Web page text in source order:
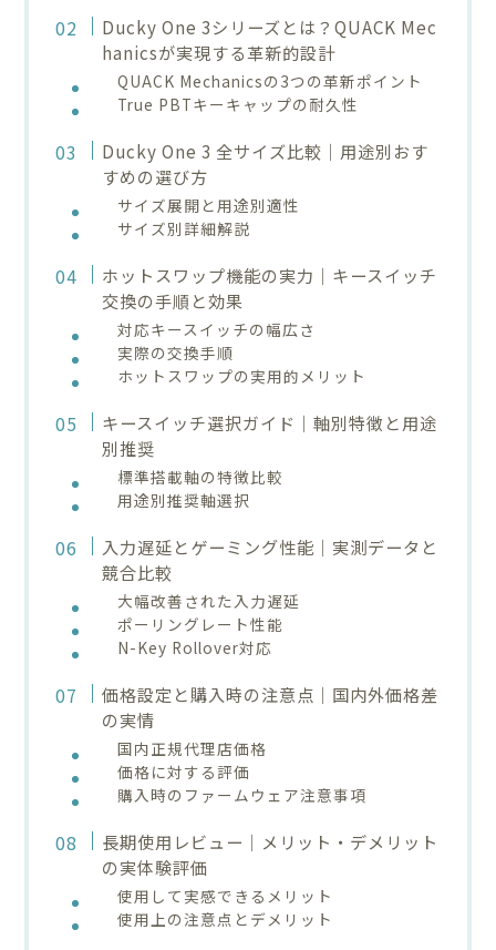
Ducky One 3シリーズとは？QUACK Mec
hanicsが実現する革新的設計
QUACK Mechanicsの3つの革新ポイント
True PBTキーキャップの耐久性
Ducky One 3 全サイズ比較｜用途別おす
すめの選び方
サイズ展開と用途別適性
サイズ別詳細解説
ホットスワップ機能の実力｜キースイッチ
交換の手順と効果
対応キースイッチの幅広さ
実際の交換手順
ホットスワップの実用的メリット
キースイッチ選択ガイド｜軸別特徴と用途
別推奨
標準搭載軸の特徴比較
用途別推奨軸選択
入力遅延とゲーミング性能｜実測データと
競合比較
大幅改善された入力遅延
ポーリングレート性能
N-Key Rollover対応
価格設定と購入時の注意点｜国内外価格差
の実情
国内正規代理店価格
価格に対する評価
購入時のファームウェア注意事項
長期使用レビュー｜メリット・デメリット
の実体験評価
使用して実感できるメリット
使用上の注意点とデメリット